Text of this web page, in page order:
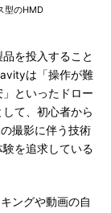
型のHMD
を投入すること
は「操作が難
といったドロー
て、初心者から
撮影に伴う技術
を追求している
ングや動画の自